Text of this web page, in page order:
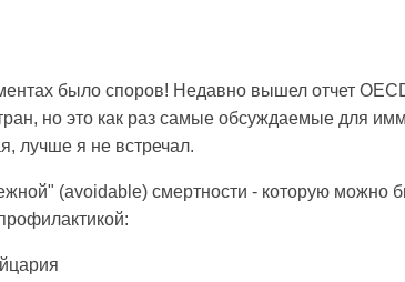
было споров! Недавно вышел отчет
но это как раз самые обсуждаемые для
лучше я не встречал.
(avoidable) смертности - которую можно